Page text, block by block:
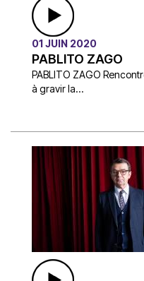
01 JUIN 2020
PABLITO ZAGO
PABLITO ZAGO
à gravir la...